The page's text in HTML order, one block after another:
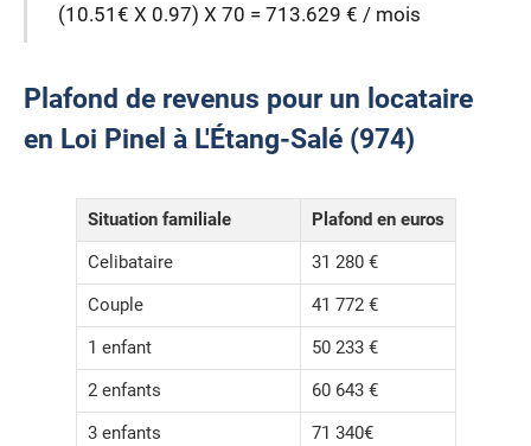
(10.51€ X 0.97) X 70 = 713.629 € / mois
Plafond de revenus pour un locataire
en Loi Pinel à L'Étang-Salé (974)
Situation familiale
Plafond en euros
Celibataire
31 280 €
Couple
41 772 €
1 enfant
50 233 €
2 enfants
60 643 €
3 enfants
71 340€